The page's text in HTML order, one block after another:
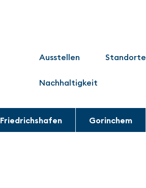
Ausstellen Standorte
Nachhaltigkeit
Friedrichshafen Gorinchem